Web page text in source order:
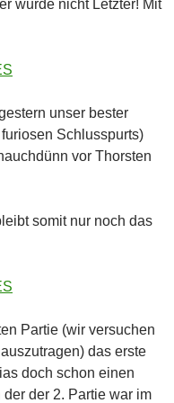
wurde nicht Letzter! Mit
unser bester
Schlusspurts)
vor Thorsten
somit nur noch das
Partie (wir versuchen
das erste
doch schon einen
der 2. Partie war im